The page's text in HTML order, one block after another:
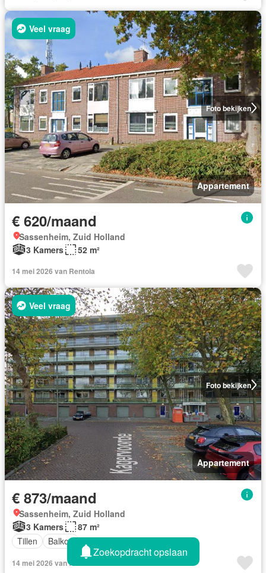
Foto bekijken
Veel vraag
Appartement
€ 620/maand
Sassenheim, Zuid Holland
3 Kamers
52 m²
14 mei 2026 van Rentola
Foto bekijken
Veel vraag
Appartement
€ 873/maand
Sassenheim, Zuid Holland
3 Kamers
87 m²
Tillen
Balkon
14 mei 2026 van Rentola
Zoekopdracht opslaan